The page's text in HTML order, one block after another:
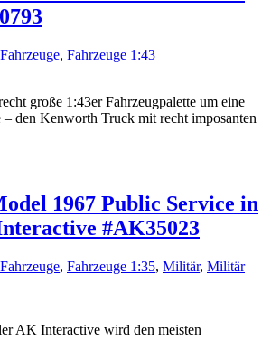
Fahrzeuge, Fahrzeuge 1:43
große 1:43er Fahrzeugpalette um eine
– den Kenworth Truck mit recht imposanten
1967 Public Service in
#AK35023
Fahrzeuge, Fahrzeuge 1:35, Militär, Militär
AK Interactive wird den meisten